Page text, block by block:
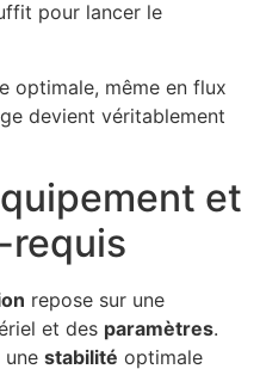
pour lancer le
optimale, même en flux
devient véritablement
et
requis
repose sur une
et des paramètres.
stabilité optimale